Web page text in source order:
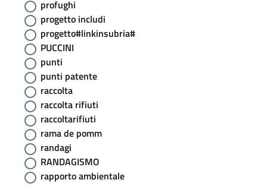
profughi
progetto includi
progetto#linkinsubria#
PUCCINI
punti
punti patente
raccolta
raccolta rifiuti
raccoltarifiuti
rama de pomm
randagi
RANDAGISMO
rapporto ambientale